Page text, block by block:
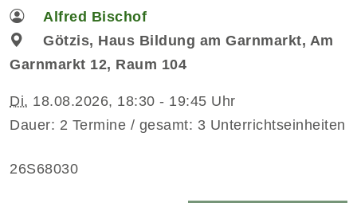
Alfred Bischof
Götzis, Haus Bildung am Garnmarkt, Am
Garnmarkt 12, Raum 104
Di. 18.08.2026, 18:30 - 19:45 Uhr
Dauer: 2 Termine / gesamt: 3 Unterrichtseinheiten
26S68030